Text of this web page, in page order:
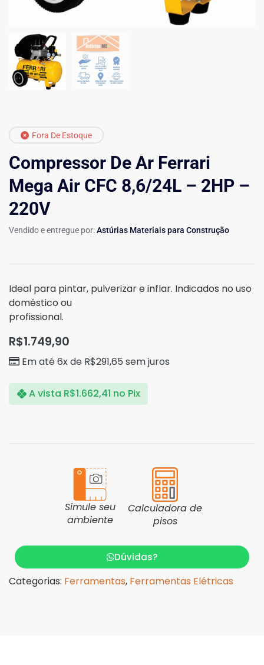
Fora De Estoque
Compressor De Ar Ferrari
Mega Air CFC 8,6/24L – 2HP –
220V
Vendido e entregue por:Astúrias Materiais para Construção
Ideal para pintar, pulverizar e inflar. Indicados no uso
doméstico ou
profissional.
R$1.749,90
Em até 6x de R$291,65 sem juros
A vista R$1.662,41 no Pix
Simule seu
ambiente
Calculadora de
pisos
Dúvidas?
Categorias: Ferramentas, Ferramentas Elétricas